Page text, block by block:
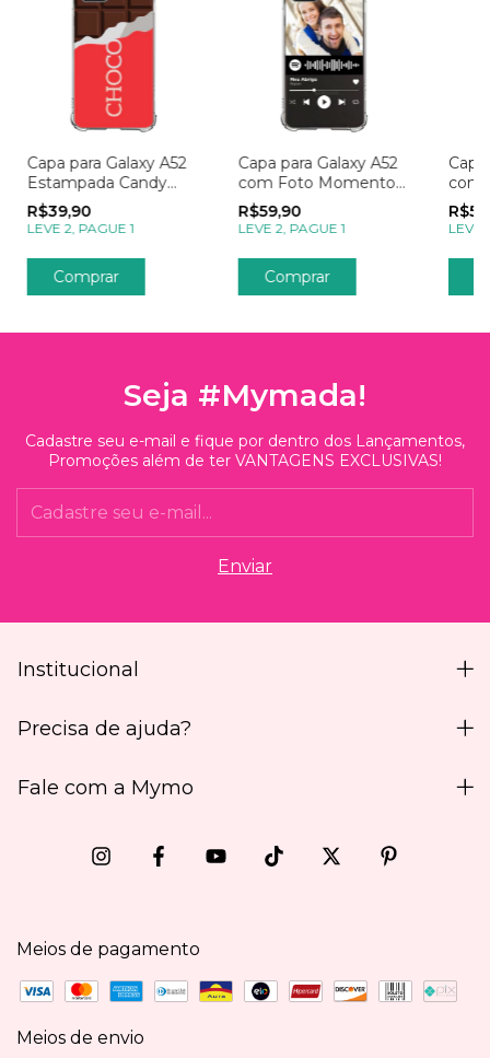
Capa para Galaxy A52
Estampada Candy
Chocolate
R$39,90
LEVE 2, PAGUE 1
Capa para Galaxy A52
com Foto Momentos
Spotify
R$59,90
LEVE 2, PAGUE 1
com
Post
LEVE
Seja #Mymada!
Cadastre seu e-mail e fique por dentro dos Lançamentos,
Promoções além de ter VANTAGENS EXCLUSIVAS!
Institucional
Precisa de ajuda?
Fale com a Mymo
Meios de pagamento
Meios de envio